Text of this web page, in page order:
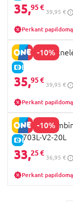
35,95 €
39,95 €
Perkant
-10%
E-KAINA
DISGUISE
35,95 €
39,95 €
Perkant
-10%
E-KAINA
DISGUISE
94703L-V2-20L
33,25 €
36,95 €
Perkant